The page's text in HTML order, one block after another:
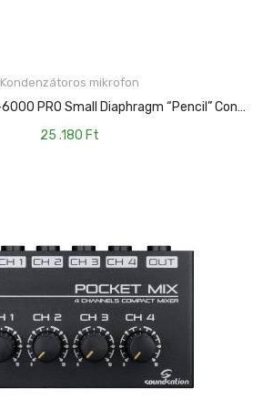
Kondenzátoros mikrofon
Soundsation PCM-6000 PRO Small Diaphragm “Pencil” Condenser Microphone
25 .180 Ft
KOSÁRBA TESZEM